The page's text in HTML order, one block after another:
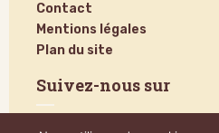
Contact
Mentions légales
Plan du site
Suivez-nous sur